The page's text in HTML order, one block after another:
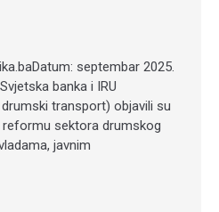
septembar 2025.
banka i IRU
transport) objavili su
sektora drumskog
javnim